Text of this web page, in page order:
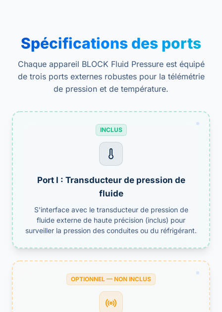
Spécifications des ports
Chaque appareil BLOCK Fluid Pressure est équipé
de trois ports externes robustes pour la télémétrie
de pression et de température.
INCLUS
Port I : Transducteur de pression de
fluide
S'interface avec le transducteur de pression de
fluide externe de haute précision (inclus) pour
surveiller la pression des conduites ou du réfrigérant.
OPTIONNEL — NON INCLUS